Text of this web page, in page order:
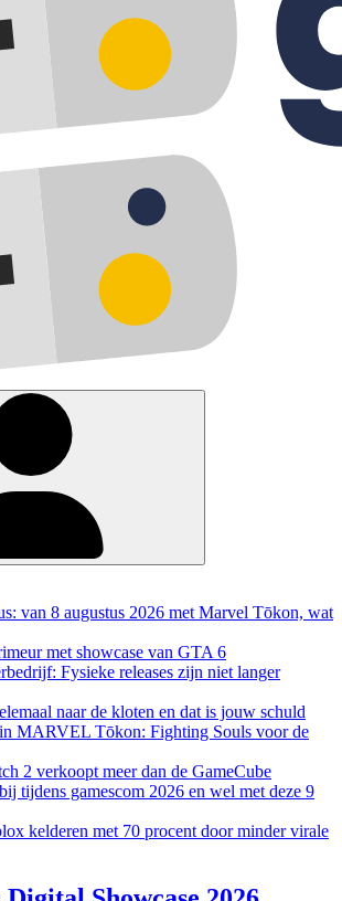
van 8 augustus 2026 met Marvel Tōkon, wat
met showcase van GTA 6
Fysieke releases zijn niet langer
naar de kloten en dat is jouw schuld
MARVEL Tōkon: Fighting Souls voor de
2 verkoopt meer dan de GameCube
tijdens gamescom 2026 en wel met deze 9
kelderen met 70 procent door minder virale